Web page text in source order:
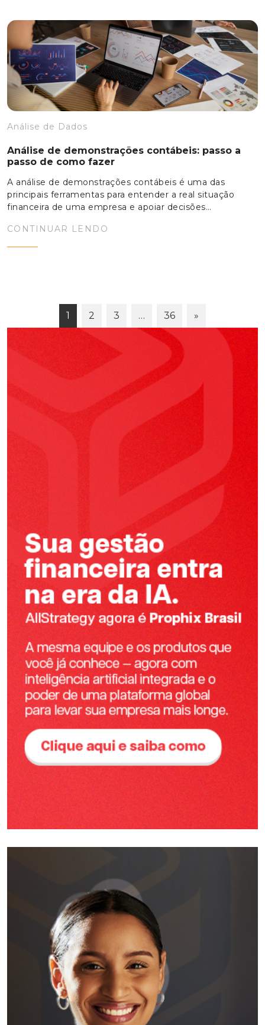
Análise de Dados
Análise de demonstrações contábeis: passo a
passo de como fazer
A análise de demonstrações contábeis é uma das
principais ferramentas para entender a real situação
financeira de uma empresa e apoiar decisões…
CONTINUAR LENDO
1 2 3 … 36 »